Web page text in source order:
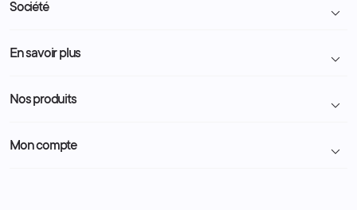
Société 
Livraison et retour colis
Demande de devis
Nous contacter
En savoir plus 
Programme Fidélité
Administration
Nos produits 
Police Municipale | ASVP
Mon compte 